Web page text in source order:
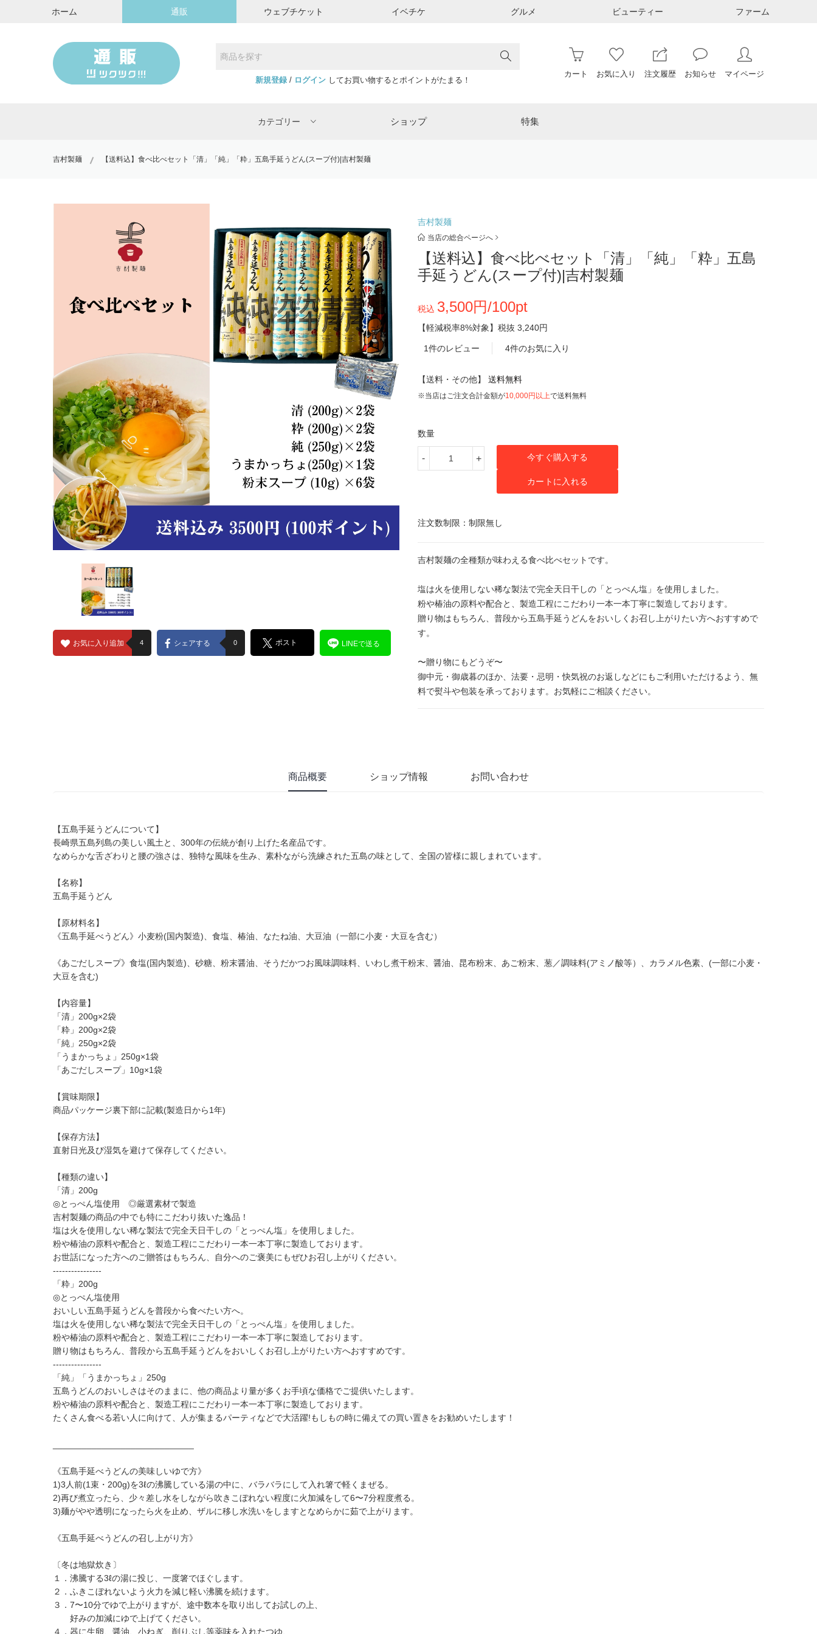
ホーム 通販 ウェブチケット イベチケ グルメ ビューティー ファーム
新規登録/ ログインしてお買い物するとポイントがたまる！
カート お気に入り 注文履歴 お知らせ マイページ
カテゴリー ショップ 特集
吉村製麺 【送料込】食べ比べセット「清」「純」「粋」五島手延うどん(スープ付)|吉村製麺
お気に入り追加 4 シェアする 0 ポスト LINEで送る
吉村製麺
当店の総合ページへ
【送料込】食べ比べセット「清」「純」「粋」五島
手延うどん(スープ付)|吉村製麺
税込 3,500円/100pt
【軽減税率8%対象】 税抜 3,240円
1件のレビュー 4件のお気に入り
【送料・その他】 送料無料
※当店はご注文合計金額が10,000円以上で送料無料
数量
- + 今すぐ購入する
カートに入れる
注文数制限：制限無し
吉村製麺の全種類が味わえる食べ比べセットです。
塩は火を使用しない稀な製法で完全天日干しの「とっぺん塩」を使用しました。
粉や椿油の原料や配合と、製造工程にこだわり一本一本丁寧に製造しております。
贈り物はもちろん、普段から五島手延うどんをおいしくお召し上がりたい方へおすすめで
す。
〜贈り物にもどうぞ〜
御中元・御歳暮のほか、法要・忌明・快気祝のお返しなどにもご利用いただけるよう、無
料で熨斗や包装を承っております。お気軽にご相談ください。
商品概要 ショップ情報 お問い合わせ
【五島手延うどんについて】
長崎県五島列島の美しい風土と、300年の伝統が創り上げた名産品です。
なめらかな舌ざわりと腰の強さは、独特な風味を生み、素朴ながら洗練された五島の味として、全国の皆様に親しまれています。
【名称】
五島手延うどん
【原材料名】
《五島手延べうどん》小麦粉(国内製造)、食塩、椿油、なたね油、大豆油（一部に小麦・大豆を含む）
《あごだしスープ》食塩(国内製造)、砂糖、粉末醤油、そうだかつお風味調味料、いわし煮干粉末、醤油、昆布粉末、あご粉末、葱／調味料(アミノ酸等）、カラメル色素、(一部に小麦・
大豆を含む)
【内容量】
「清」200g×2袋
「粋」200g×2袋
「純」250g×2袋
「うまかっちょ」250g×1袋
「あごだしスープ」10g×1袋
【賞味期限】
商品パッケージ裏下部に記載(製造日から1年)
【保存方法】
直射日光及び湿気を避けて保存してください。
【種類の違い】
「清」200g
◎とっぺん塩使用 ◎厳選素材で製造
吉村製麺の商品の中でも特にこだわり抜いた逸品！
塩は火を使用しない稀な製法で完全天日干しの「とっぺん塩」を使用しました。
粉や椿油の原料や配合と、製造工程にこだわり一本一本丁寧に製造しております。
お世話になった方へのご贈答はもちろん、自分へのご褒美にもぜひお召し上がりください。
----------------
「粋」200g
◎とっぺん塩使用
おいしい五島手延うどんを普段から食べたい方へ。
塩は火を使用しない稀な製法で完全天日干しの「とっぺん塩」を使用しました。
粉や椿油の原料や配合と、製造工程にこだわり一本一本丁寧に製造しております。
贈り物はもちろん、普段から五島手延うどんをおいしくお召し上がりたい方へおすすめです。
----------------
「純」「うまかっちょ」250g
五島うどんのおいしさはそのままに、他の商品より量が多くお手頃な価格でご提供いたします。
粉や椿油の原料や配合と、製造工程にこだわり一本一本丁寧に製造しております。
たくさん食べる若い人に向けて、人が集まるパーティなどで大活躍!もしもの時に備えての買い置きをお勧めいたします！
《五島手延べうどんの美味しいゆで方》
1)3人前(1束・200g)を3ℓの沸騰している湯の中に、バラバラにして入れ箸で軽くまぜる。
2)再び煮立ったら、少々差し水をしながら吹きこぼれない程度に火加減をして6〜7分程度煮る。
3)麺がやや透明になったら火を止め、ザルに移し水洗いをしますとなめらかに茹で上がります。
《五島手延べうどんの召し上がり方》
〔冬は地獄炊き〕
１．沸騰する3ℓの湯に投じ、一度箸でほぐします。
２．ふきこぼれないよう火力を減じ軽い沸騰を続けます。
３．7〜10分でゆで上がりますが、途中数本を取り出してお試しの上、
好みの加減にゆで上げてください。
４．器に生卵、醤油、小ねぎ、削りぶし等薬味を入れたつゆ、